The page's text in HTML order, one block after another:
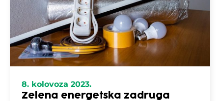
8. kolovoza 2023.
Zelena energetska zadruga